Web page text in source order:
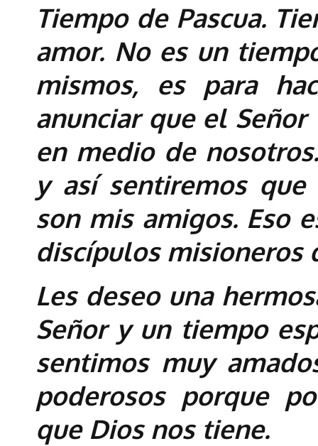
Tiempo de Pascua.
amor. No es un
mismos, es para
anunciar que el
en medio de
y así sentiremos
son mis amigos. Eso
discípulos misioneros
Les deseo una
Señor y un tiempo
sentimos muy
poderosos porque
que Dios nos tiene.